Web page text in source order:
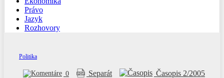
Právo
Jazyk
Rozhovory
Politika
Časopis 2/2005
Separát
0